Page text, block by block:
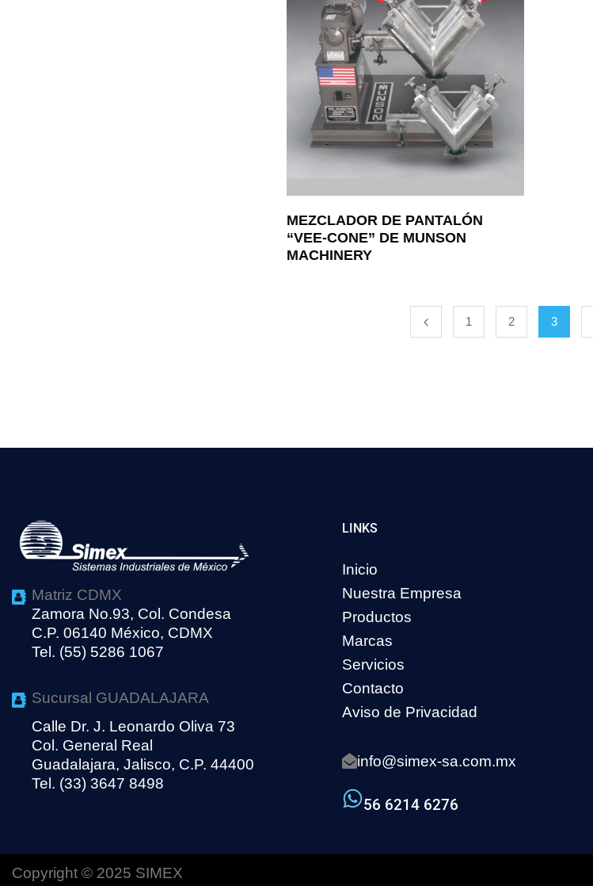
MEZCLADOR DE PANTALÓN
“VEE-CONE” DE MUNSON
MACHINERY
1 2 3
Matriz CDMX
Zamora No.93, Col. Condesa
C.P. 06140 México, CDMX
Tel. (55) 5286 1067
Sucursal GUADALAJARA
Calle Dr. J. Leonardo Oliva 73
Col. General Real
Guadalajara, Jalisco, C.P. 44400
Tel. (33) 3647 8498
LINKS
Inicio
Nuestra Empresa
Productos
Marcas
Servicios
Contacto
Aviso de Privacidad
info@simex-sa.com.mx
56 6214 6276
Copyright © 2025 SIMEX